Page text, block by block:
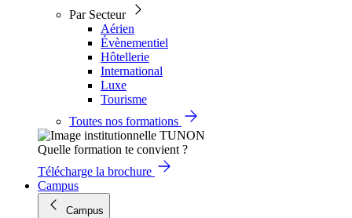
Par Secteur
Aérien
Évènementiel
Hôtellerie
International
Luxe
Tourisme
Toutes nos formations
Quelle formation te convient ?
Télécharge la brochure
Campus
Campus